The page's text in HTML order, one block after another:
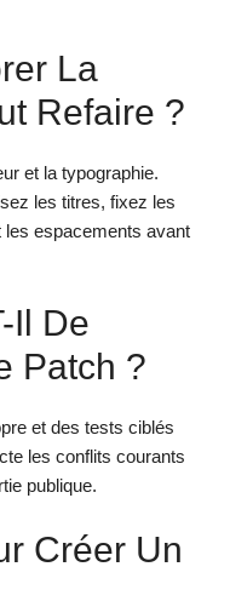
La
Refaire ?
et la typographie.
les titres, fixez les
les espacements avant
Il De
Patch ?
et des tests ciblés
les conflits courants
publique.
Créer Un